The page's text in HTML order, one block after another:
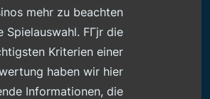
mehr zu beachten
Spielauswahl. FГјr die
Kriterien einer
haben wir hier
Informationen, die